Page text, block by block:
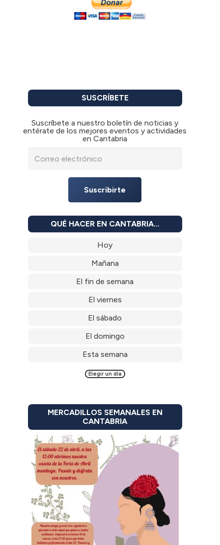
SUSCRÍBETE
Suscríbete a nuestro boletín de noticias y
entérate de los mejores eventos y actividades
en Cantabria
Suscribirte
QUÉ HACER EN CANTABRIA…
Hoy
Mañana
El fin de semana
El viernes
El sábado
El domingo
Esta semana
Elegir un día
MERCADILLOS SEMANALES EN
CANTABRIA